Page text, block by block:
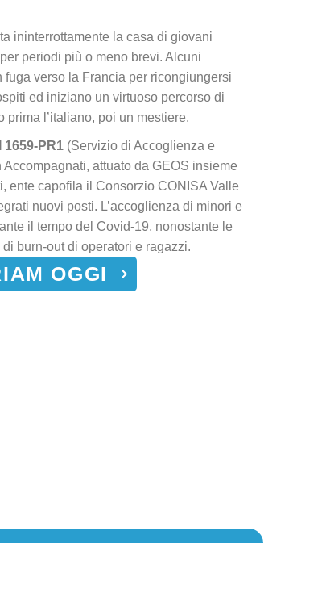
ininterrottamente la casa di giovani
periodi più o meno brevi. Alcuni
verso la Francia per ricongiungersi
ed iniziano un virtuoso percorso di
prima l’italiano, poi un mestiere.
1659-PR1 (Servizio di Accoglienza e
attuato da GEOS insieme
ente capofila il Consorzio CONISA Valle
nuovi posti. L’accoglienza di minori e
il tempo del Covid-19, nonostante le
burn-out di operatori e ragazzi.
OGGI